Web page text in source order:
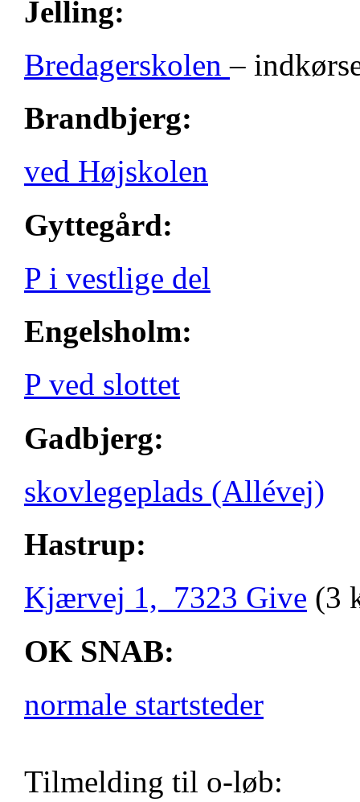
Jelling:
Bredagerskolen–
Brandbjerg:
ved Højskolen
Gyttegård:
P i vestlige del
Engelsholm:
P ved slottet
Gadbjerg:
skovlegeplads (Allévej)
Hastrup:
Kjærvej 1, 7323 Give (3
OK SNAB:
normale startsteder
Tilmelding til o-løb: